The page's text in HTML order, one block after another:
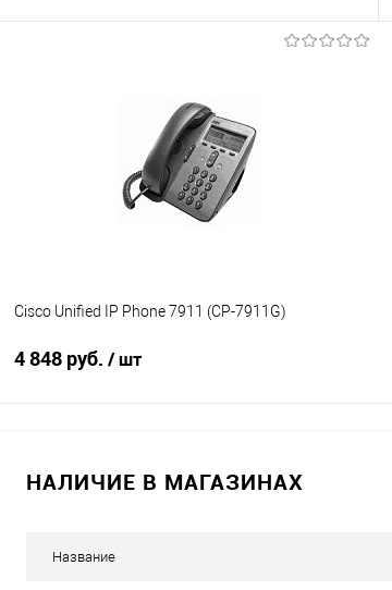
Сравнение
Под заказ
Cisco Unified IP Phone 7911 (CP-7911G)
4 848 руб. / шт
НАЛИЧИЕ В МАГАЗИНАХ
Название